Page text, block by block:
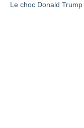
Le choc Donald Trump